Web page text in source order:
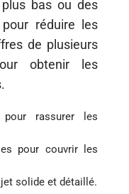
bas ou des
réduire les
de plusieurs
obtenir les
rassurer les
pour couvrir les
solide et détaillé.